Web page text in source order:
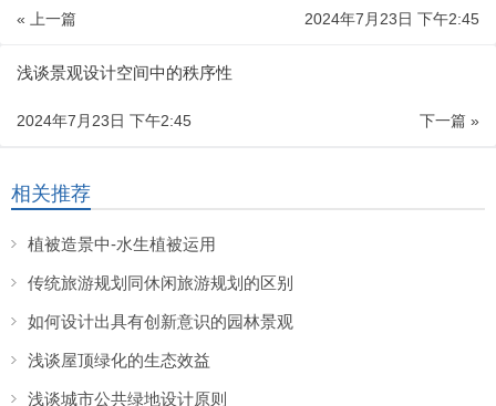
« 上一篇 2024年7月23日 下午2:45
浅谈景观设计空间中的秩序性
下一篇 »
2024年7月23日 下午2:45
相关推荐
植被造景中-水生植被运用
传统旅游规划同休闲旅游规划的区别
如何设计出具有创新意识的园林景观
浅谈屋顶绿化的生态效益
浅谈城市公共绿地设计原则